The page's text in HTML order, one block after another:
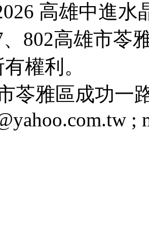
高雄中進水
、802高雄市苓
權利。
苓雅區成功一
;